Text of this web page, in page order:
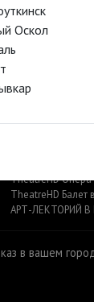
TheatreHD Опера
TheatreHD Балет
АРТ-ЛЕКТОРИЙ В
в вашем
Оскол